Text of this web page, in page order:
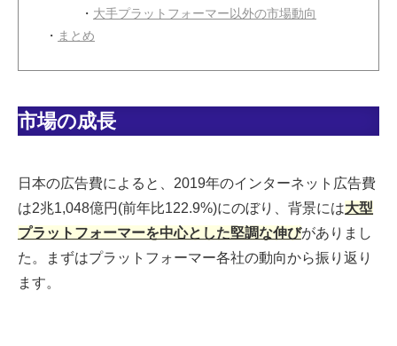
・ 大手プラットフォーマー以外の市場動向
・ まとめ
市場の成長
日本の広告費によると、2019年のインターネット広告費
は2兆1,048億円(前年比122.9%)にのぼり、背景には大型
プラットフォーマーを中心とした堅調な伸びがありまし
た。まずはプラットフォーマー各社の動向から振り返り
ます。